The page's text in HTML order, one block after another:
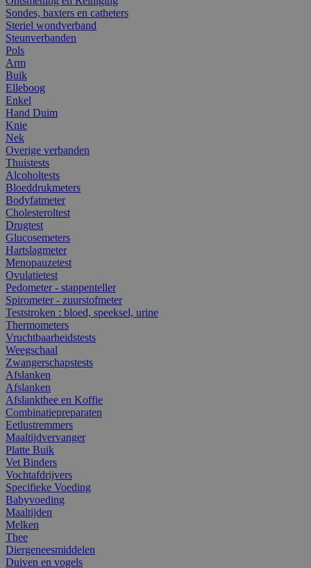
Sondes, baxters en catheters
Steriel wondverband
Steunverbanden
Pols
Arm
Buik
Elleboog
Enkel
Hand Duim
Knie
Nek
Overige verbanden
Thuistests
Alcoholtests
Bloeddrukmeters
Bodyfatmeter
Cholesteroltest
Drugtest
Glucosemeters
Hartslagmeter
Menopauzetest
Ovulatietest
Pedometer - stappenteller
Spirometer - zuurstofmeter
Teststroken : bloed, speeksel, urine
Thermometers
Vruchtbaarheidstests
Weegschaal
Zwangerschapstests
Afslanken
Afslanken
Afslankthee en Koffie
Combinatiepreparaten
Eetlustremmers
Maaltijdvervanger
Platte Buik
Vet Binders
Vochtafdrijvers
Specifieke Voeding
Babyvoeding
Maaltijden
Melken
Thee
Diergeneesmiddelen
Duiven en vogels